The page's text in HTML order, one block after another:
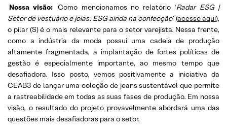
Nossa visão: Como mencionamos no relatório ‘Radar ESG |
Setor de vestuário e joias: ESG ainda na confecção’ (acesse aqui),
o pilar (S) é o mais relevante para o setor varejista. Nessa frente,
como a indústria da moda possui uma cadeia de produção
altamente fragmentada, a implantação de fortes políticas de
gestão é especialmente importante, ao mesmo tempo que
desafiadora. Isso posto, vemos positivamente a iniciativa da
CEAB3 de lançar uma coleção de jeans sustentável que permite
a rastreabilidade em todas as suas fases de produção. Em nossa
visão, o resultado do projeto provavelmente abordará uma das
questões mais desafiadoras para o setor.